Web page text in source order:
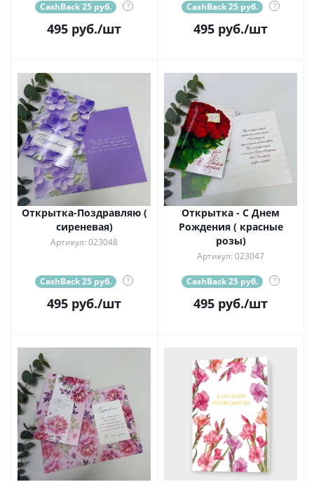
CashBack 25 руб. ?
495 руб./шт
CashBack 25 руб. ?
495 руб./шт
Открытка-Поздравляю (
сиреневая)
Артикул: 023048
CashBack 25 руб. ?
495 руб./шт
Открытка - С Днем
Рождения ( красные
розы)
Артикул: 023047
CashBack 25 руб. ?
495 руб./шт